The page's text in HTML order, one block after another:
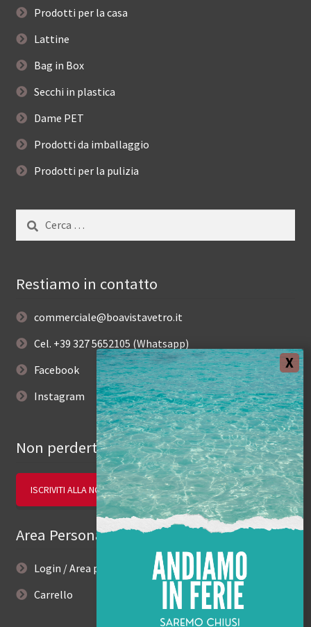
Prodotti per la casa
Lattine
Bag in Box
Secchi in plastica
Dame PET
Prodotti da imballaggio
Prodotti per la pulizia
per:
Restiamo in contatto
commerciale@boavistavetro.it
Cel. +39 327 5652105 (Whatsapp)
Facebook
Instagram
Non perderti le novità.
ISCRIVITI ALLA NOSTRA NEWSLETTER
Area Personale
Login / Area personale
Carrello